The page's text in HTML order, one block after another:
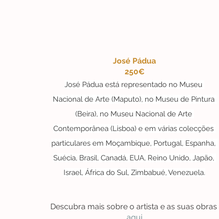
José Pádua
250€
José Pádua está representado no Museu
Nacional de Arte (Maputo), no Museu de Pintura
(Beira), no Museu Nacional de Arte
Contemporânea (Lisboa) e em várias colecções
particulares em Moçambique, Portugal, Espanha,
Suécia, Brasil, Canadá, EUA, Reino Unido, Japão,
Israel, África do Sul, Zimbabué, Venezuela.
Descubra mais sobre o artista e as suas obras